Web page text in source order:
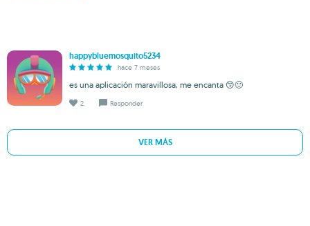
happybluemosquito5234
hace 7 meses
es una aplicación maravillosa, me encanta 😙🙂
2 Responder
VER MÁS